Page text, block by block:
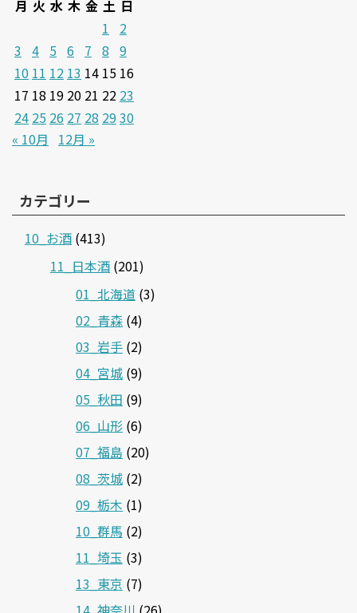
月 火 水 木 金 土 日
1
2
3 4 5 6 7 8 9
10 11 12 13 14 15 16
17 18 19 20 21 22 23
24 25 26 27 28 2930
« 10月
12月 »
カテゴリー
10_お酒 (413)
11_日本酒 (201)
01_北海道 (3)
02_青森 (4)
03_岩手 (2)
04_宮城 (9)
05_秋田 (9)
06_山形 (6)
07_福島 (20)
08_茨城 (2)
09_栃木 (1)
10_群馬 (2)
11_埼玉 (3)
13_東京 (7)